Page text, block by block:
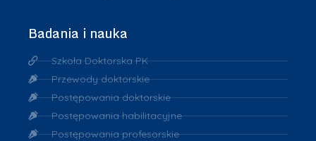
Badania i nauka
Szkoła Doktorska PK
Przewody doktorskie
Postępowania doktorskie
Postępowania habilitacyjne
Postępowania profesorskie